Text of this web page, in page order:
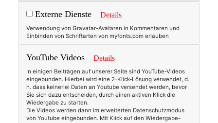
Externe Dienste Details
Verwendung von Gravatar-Avataren in Kommentaren und
Einbinden von Schriftarten von myfonts.com erlauben
YouTube Videos Details
In einigen Beiträgen auf unserer Seite sind YouTube-Videos
eingebunden. Hierbei wird eine 2-Klick-Lösung verwendet, d.
h. dass keinerlei Daten an Youtube versendet werden, bevor
Sie sich dazu entscheiden, durch einen aktiven Klick die
Wiedergabe zu starten.
Die Videos werden dann im erweiterten Datenschutzmodus
von Youtube eingebunden. Mit Klick auf den Wiedergabe-